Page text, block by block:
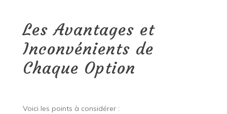
Les Avantages et
Inconvénients de
Chaque Option
Voici les points à considérer :